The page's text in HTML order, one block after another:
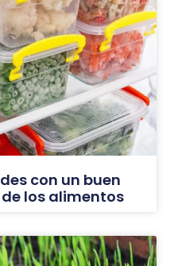
con un buen
los alimentos